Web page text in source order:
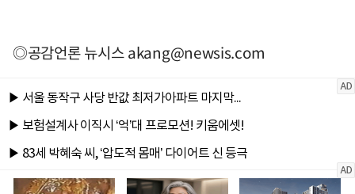
◎공감언론 뉴시스akang@newsis.com